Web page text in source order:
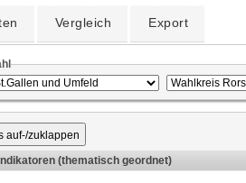
Vergleich Export
auf-/zuklappen
Indikatoren (thematisch geordnet)